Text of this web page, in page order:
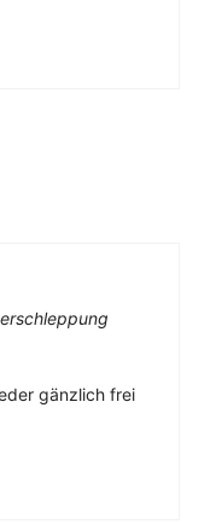
gänzlich frei